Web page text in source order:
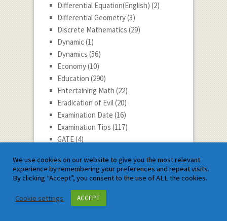
Differential Equation(English) (2)
Differential Geometry(3)
Discrete Mathematics (29)
Dynamic(1)
Dynamics (56)
Economy(10)
Education (290)
Entertaining Math (22)
Eradication of Evil(20)
Examination Date (16)
Examination Tips (117)
GATE(4)
Glossary (1)
Health Tips(15)
Integral Calculus
JEE ADVANCE Maths
We use cookies on our website to give you the most relevant
experience by remembering your preferences and repeat visits.
By clicking “Accept”, you consent to the use of ALL the cookies.
Cookie settings ACCEPT